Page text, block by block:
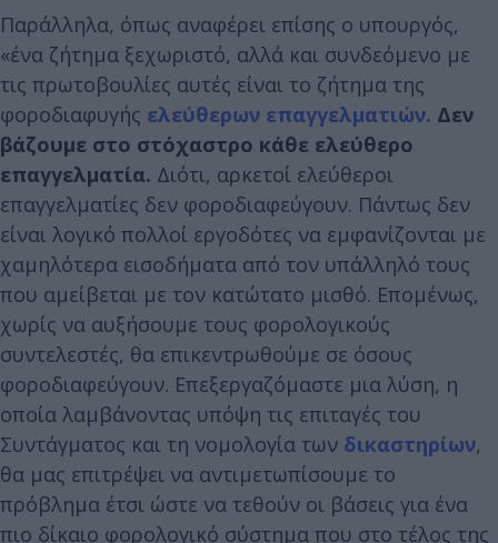
Παράλληλα, όπως αναφέρει επίσης ο υπουργός,
«ένα ζήτημα ξεχωριστό, αλλά και συνδεόμενο με
τις πρωτοβουλίες αυτές είναι το ζήτημα της
φοροδιαφυγής ελεύθερων επαγγελματιών. Δεν
βάζουμε στο στόχαστρο κάθε ελεύθερο
επαγγελματία. Διότι, αρκετοί ελεύθεροι
επαγγελματίες δεν φοροδιαφεύγουν. Πάντως δεν
είναι λογικό πολλοί εργοδότες να εμφανίζονται με
χαμηλότερα εισοδήματα από τον υπάλληλό τους
που αμείβεται με τον κατώτατο μισθό. Επομένως,
χωρίς να αυξήσουμε τους φορολογικούς
συντελεστές, θα επικεντρωθούμε σε όσους
φοροδιαφεύγουν. Επεξεργαζόμαστε μια λύση, η
οποία λαμβάνοντας υπόψη τις επιταγές του
Συντάγματος και τη νομολογία των δικαστηρίων,
θα μας επιτρέψει να αντιμετωπίσουμε το
πρόβλημα έτσι ώστε να τεθούν οι βάσεις για ένα
πιο δίκαιο φορολογικό σύστημα που στο τέλος της